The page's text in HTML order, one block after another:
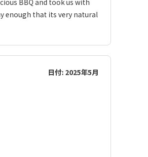
BBQ and took us with
enough that its very natural
日付: 2025年5月